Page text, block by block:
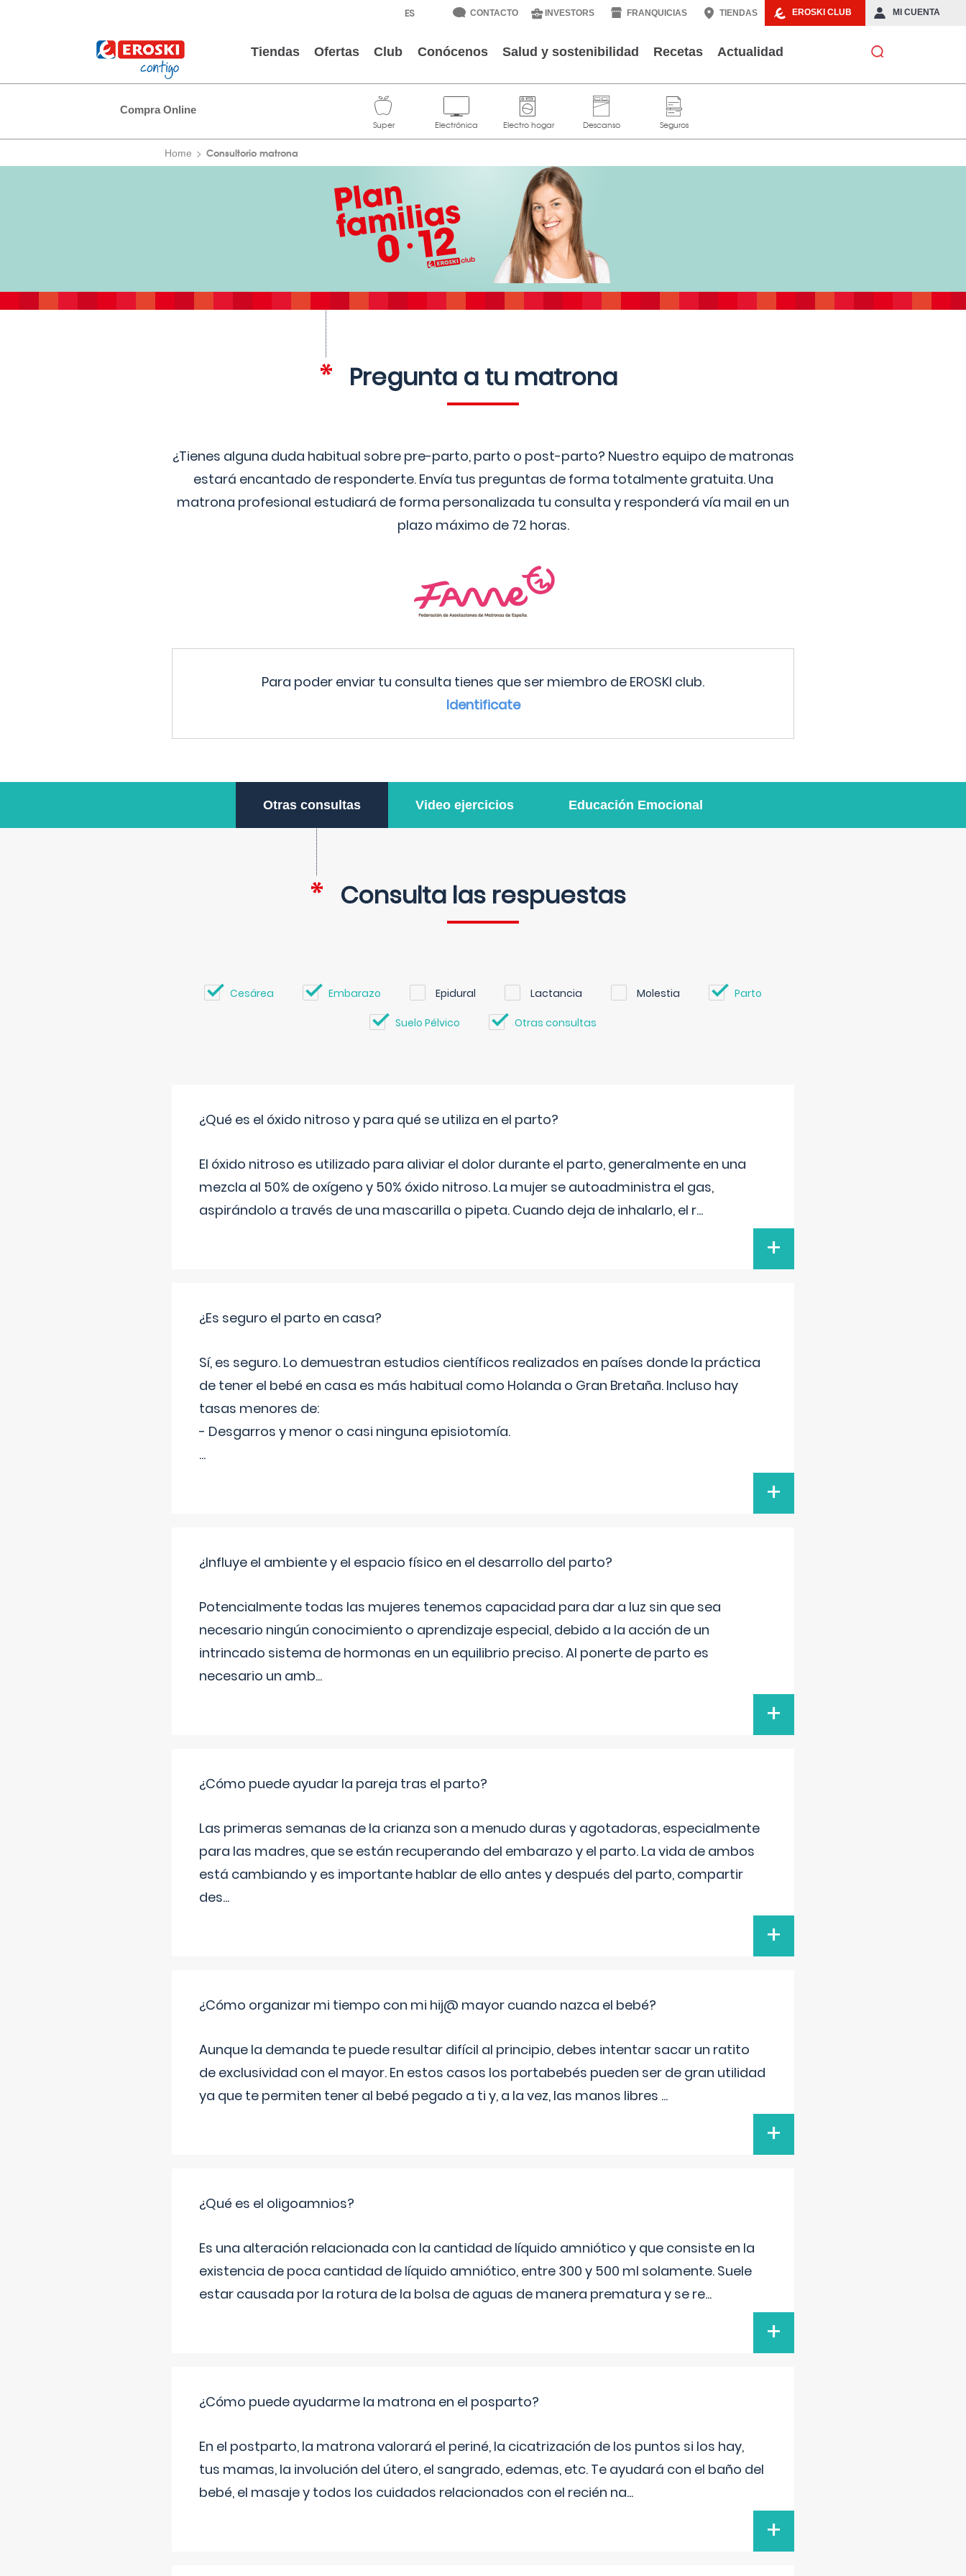
EROSKI CLUB MI CUENTA
CONTACTO INVESTORS FRANQUICIAS TIENDAS
Tiendas Ofertas Club Conócenos Salud y sostenibilidad Recetas Actualidad
Compra Online
Home Consultorio matrona
Pregunta a tu matrona
¿Tienes alguna duda habitual sobre pre-parto, parto o post-parto? Nuestro equipo de matronas
estará encantado de responderte. Envía tus preguntas de forma totalmente gratuita. Una
matrona profesional estudiará de forma personalizada tu consulta y responderá vía mail en un
plazo máximo de 72 horas.
Para poder enviar tu consulta tienes que ser miembro de EROSKI club.
Identificate
Otras consultas Video ejercicios Educación Emocional
Consulta las respuestas
Cesárea Embarazo Epidural Lactancia Molestia Parto
Suelo Pélvico Otras consultas
¿Qué es el óxido nitroso y para qué se utiliza en el parto?
El óxido nitroso es utilizado para aliviar el dolor durante el parto, generalmente en una
mezcla al 50% de oxígeno y 50% óxido nitroso. La mujer se autoadministra el gas,
aspirándolo a través de una mascarilla o pipeta. Cuando deja de inhalarlo, el r...
+
¿Es seguro el parto en casa?
Sí, es seguro. Lo demuestran estudios científicos realizados en países donde la práctica
de tener el bebé en casa es más habitual como Holanda o Gran Bretaña. Incluso hay
tasas menores de:
- Desgarros y menor o casi ninguna episiotomía.
...
+
¿Influye el ambiente y el espacio físico en el desarrollo del parto?
Potencialmente todas las mujeres tenemos capacidad para dar a luz sin que sea
necesario ningún conocimiento o aprendizaje especial, debido a la acción de un
intrincado sistema de hormonas en un equilibrio preciso. Al ponerte de parto es
necesario un amb...
+
¿Cómo puede ayudar la pareja tras el parto?
Las primeras semanas de la crianza son a menudo duras y agotadoras, especialmente
para las madres, que se están recuperando del embarazo y el parto. La vida de ambos
está cambiando y es importante hablar de ello antes y después del parto, compartir
des...
+
¿Cómo organizar mi tiempo con mi hij@ mayor cuando nazca el bebé?
Aunque la demanda te puede resultar difícil al principio, debes intentar sacar un ratito
de exclusividad con el mayor. En estos casos los portabebés pueden ser de gran utilidad
ya que te permiten tener al bebé pegado a ti y, a la vez, las manos libres ...
+
¿Qué es el oligoamnios?
Es una alteración relacionada con la cantidad de líquido amniótico y que consiste en la
existencia de poca cantidad de líquido amniótico, entre 300 y 500 ml solamente. Suele
estar causada por la rotura de la bolsa de aguas de manera prematura y se re...
+
¿Cómo puede ayudarme la matrona en el posparto?
En el postparto, la matrona valorará el periné, la cicatrización de los puntos si los hay,
tus mamas, la involución del útero, el sangrado, edemas, etc. Te ayudará con el baño del
bebé, el masaje y todos los cuidados relacionados con el recién na...
+